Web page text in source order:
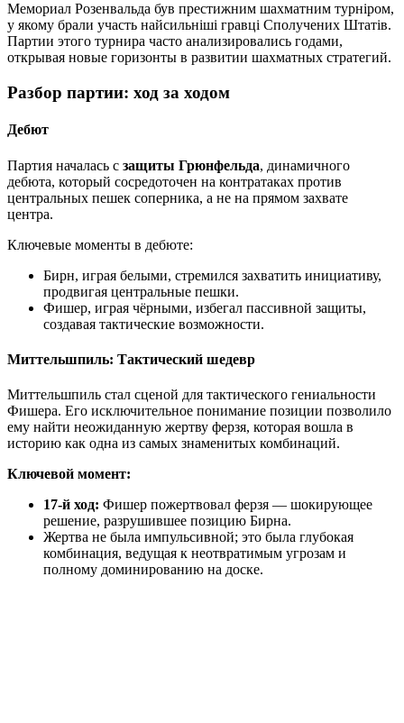
Мемориал Розенвальда був престижним шахматним турніром,
у якому брали участь найсильніші гравці Сполучених Штатів.
Партии этого турнира часто анализировались годами,
открывая новые горизонты в развитии шахматных стратегий.
Разбор партии: ход за ходом
Дебют
Партия началась с защиты Грюнфельда, динамичного
дебюта, который сосредоточен на контратаках против
центральных пешек соперника, а не на прямом захвате
центра.
Ключевые моменты в дебюте:
Бирн, играя белыми, стремился захватить инициативу,
продвигая центральные пешки.
Фишер, играя чёрными, избегал пассивной защиты,
создавая тактические возможности.
Миттельшпиль: Тактический шедевр
Миттельшпиль стал сценой для тактического гениальности
Фишера. Его исключительное понимание позиции позволило
ему найти неожиданную жертву ферзя, которая вошла в
историю как одна из самых знаменитых комбинаций.
Ключевой момент:
17-й ход: Фишер пожертвовал ферзя — шокирующее
решение, разрушившее позицию Бирна.
Жертва не была импульсивной; это была глубокая
комбинация, ведущая к неотвратимым угрозам и
полному доминированию на доске.